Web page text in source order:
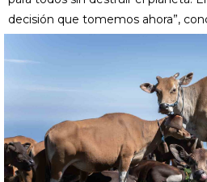
decisión que tomemos ahora”,